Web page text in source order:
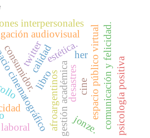
cine
gestión académica
estética.
audiovisual
calidad
interpersonales
espacio público virtual
consumidor. comunicación y felicidad.psicología positiva
afroargentinos
her
jonze.
twitter
desastres
libro